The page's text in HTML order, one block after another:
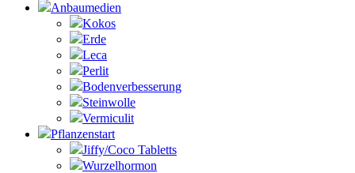
Anbaumedien
Kokos
Erde
Leca
Perlit
Bodenverbesserung
Steinwolle
Vermiculit
Pflanzenstart
Jiffy/Coco Tabletts
Wurzelhormon